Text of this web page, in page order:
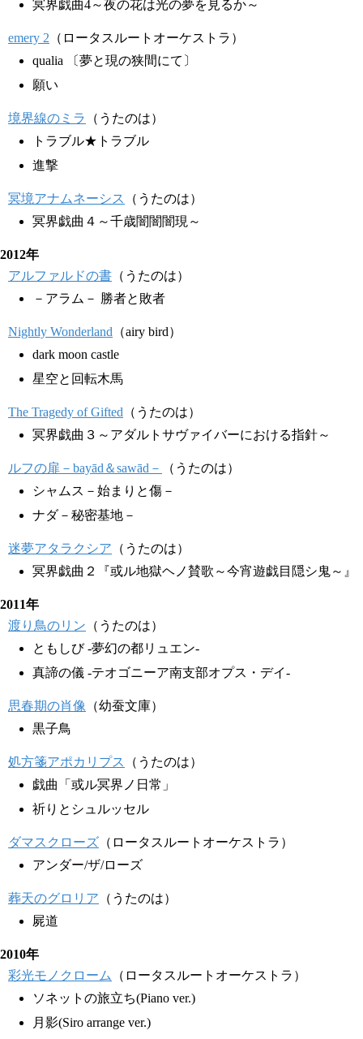
冥界戯曲4～夜の花は光の夢を見るか～
emery 2 （ロータスルートオーケストラ）
qualia 〔夢と現の狭間にて〕
願い
境界線のミラ
（うたのは）
トラブル★トラブル
進撃
冥境アナムネーシス
（うたのは）
冥界戯曲４～千歳闇闇闇現～
2012年
アルファルドの書 （うたのは）
－アラム－ 勝者と敗者
Nightly Wonderland （airy bird）
dark moon castle
星空と回転木馬
The Tragedy of Gifted （うたのは）
冥界戯曲３～アダルトサヴァイバーにおける指針～
ルフの扉－bayād＆sawād－
（うたのは）
シャムス－始まりと傷－
ナダ－秘密基地－
迷夢アタラクシア （うたのは）
冥界戯曲２『或ル地獄ヘノ賛歌～今宵遊戯目隠シ鬼～』
2011年
渡り鳥のリン （うたのは）
ともしび -夢幻の都リュエン-
真諦の儀 -テオゴニーア南支部オプス・デイ-
思春期の肖像 （幼蚕文庫）
黒子鳥
処方箋アポカリプス
（うたのは）
戯曲「或ル冥界ノ日常」
祈りとシュルッセル
ダマスクローズ （ロータスルートオーケストラ）
アンダー/ザ/ローズ
葬天のグロリア （うたのは）
屍道
2010年
彩光モノクローム
（ロータスルートオーケストラ）
ソネットの旅立ち(Piano ver.)
月影(Siro arrange ver.)